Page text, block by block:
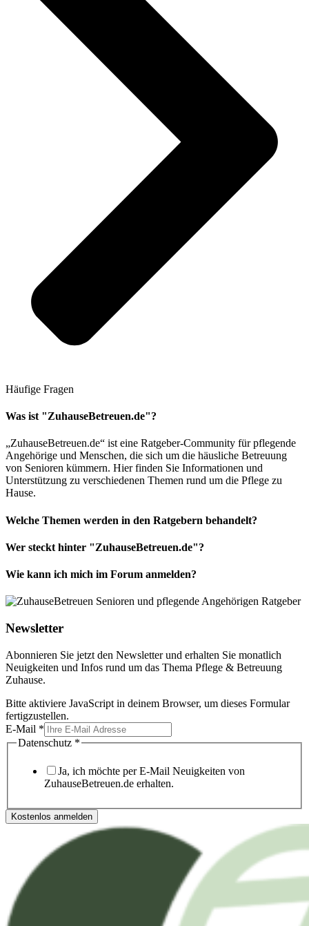
Häufige Fragen
Was ist "ZuhauseBetreuen.de"?
„ZuhauseBetreuen.de“ ist eine Ratgeber-Community für pflegende
Angehörige und Menschen, die sich um die häusliche Betreuung
von Senioren kümmern. Hier finden Sie Informationen und
Unterstützung zu verschiedenen Themen rund um die Pflege zu
Hause.
Welche Themen werden in den Ratgebern behandelt?
Wer steckt hinter "ZuhauseBetreuen.de"?
Wie kann ich mich im Forum anmelden?
Newsletter
Abonnieren Sie jetzt den Newsletter und erhalten Sie monatlich
Neuigkeiten und Infos rund um das Thema Pflege & Betreuung
Zuhause.
Bitte aktiviere JavaScript in deinem Browser, um dieses Formular
fertigzustellen.
E-Mail *
Datenschutz *
Ja, ich möchte per E-Mail Neuigkeiten von
ZuhauseBetreuen.de erhalten.
Kostenlos anmelden